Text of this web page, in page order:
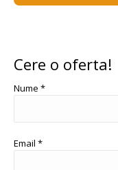
Cere o oferta!
Nume *
Email *